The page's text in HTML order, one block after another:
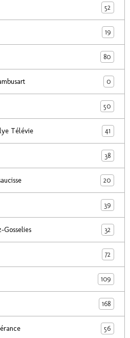
52
19
80
0
50
Télévie 41
38
20
39
Gosselies 32
72
109
168
56